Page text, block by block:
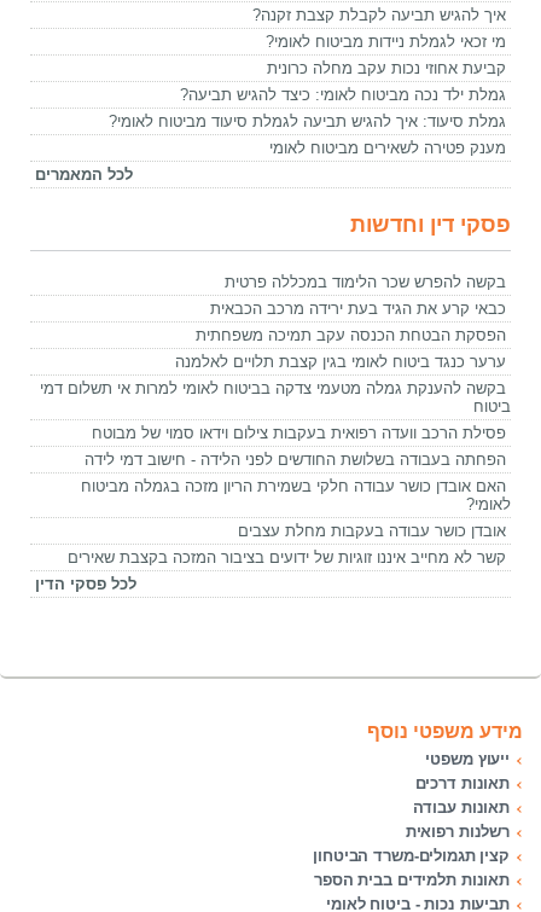
איך להגיש תביעה לקבלת קצבת זקנה?
מי זכאי לגמלת ניידות מביטוח לאומי?
קביעת אחוזי נכות עקב מחלה כרונית
גמלת ילד נכה מביטוח לאומי: כיצד להגיש תביעה?
גמלת סיעוד: איך להגיש תביעה לגמלת סיעוד מביטוח לאומי?
מענק פטירה לשאירים מביטוח לאומי
לכל המאמרים
פסקי דין וחדשות
בקשה להפרש שכר הלימוד במכללה פרטית
כבאי קרע את הגיד בעת ירידה מרכב הכבאית
הפסקת הבטחת הכנסה עקב תמיכה משפחתית
ערער כנגד ביטוח לאומי בגין קצבת תלויים לאלמנה
בקשה להענקת גמלה מטעמי צדקה בביטוח לאומי למרות אי תשלום דמי
ביטוח
פסילת הרכב וועדה רפואית בעקבות צילום וידאו סמוי של מבוטח
הפחתה בעבודה בשלושת החודשים לפני הלידה - חישוב דמי לידה
האם אובדן כושר עבודה חלקי בשמירת הריון מזכה בגמלה מביטוח
לאומי?
אובדן כושר עבודה בעקבות מחלת עצבים
קשר לא מחייב איננו זוגיות של ידועים בציבור המזכה בקצבת שאירים
לכל פסקי הדין
מידע משפטי נוסף
ייעוץ משפטי
תאונות דרכים
תאונות עבודה
רשלנות רפואית
קצין תגמולים-משרד הביטחון
תאונות תלמידים בבית הספר
תביעות נכות - ביטוח לאומי